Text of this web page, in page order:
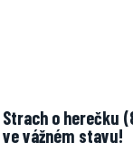
Strach o herečku
ve vážném stavu!